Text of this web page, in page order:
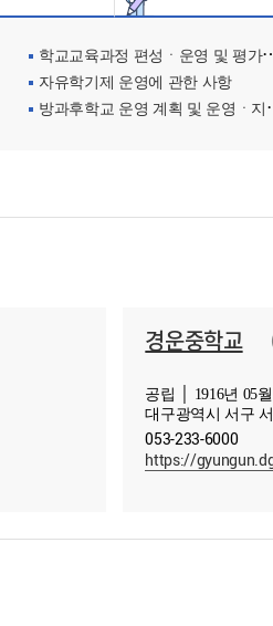
학교교육과정 편성ㆍ운영 및 평가에 관한 사항
자유학기제 운영에 관한 사항
방과후학교 운영 계획 및 운영ㆍ지원현황
경운중학교
공립 │ 1916년 05
대구광역시 서구
053-233-6000
https://